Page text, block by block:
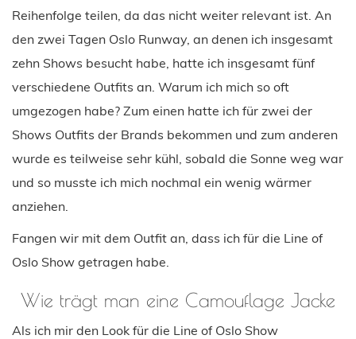
Reihenfolge teilen, da das nicht weiter relevant ist. An
den zwei Tagen Oslo Runway, an denen ich insgesamt
zehn Shows besucht habe, hatte ich insgesamt fünf
verschiedene Outfits an. Warum ich mich so oft
umgezogen habe? Zum einen hatte ich für zwei der
Shows Outfits der Brands bekommen und zum anderen
wurde es teilweise sehr kühl, sobald die Sonne weg war
und so musste ich mich nochmal ein wenig wärmer
anziehen.
Fangen wir mit dem Outfit an, dass ich für die Line of
Oslo Show getragen habe.
Wie trägt man eine Camouflage Jacke
Als ich mir den Look für die Line of Oslo Show